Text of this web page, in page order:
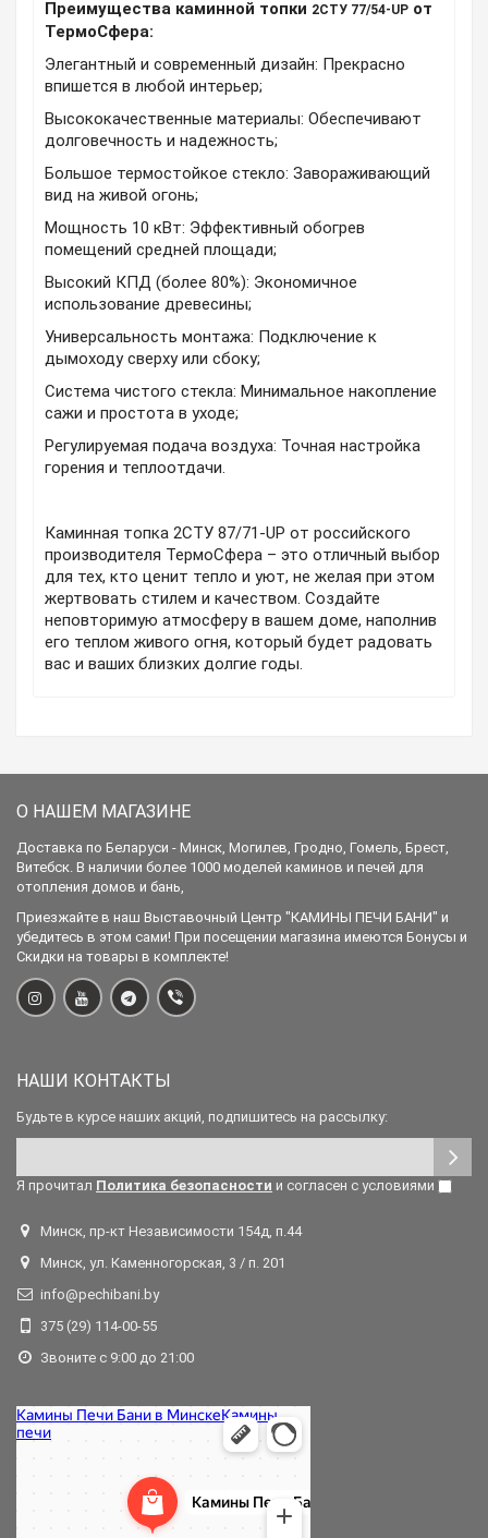
Преимущества каминной топки 2СТУ 77/54-UP от
ТермоСфера:
Элегантный и современный дизайн: Прекрасно
впишется в любой интерьер;
Высококачественные материалы: Обеспечивают
долговечность и надежность;
Большое термостойкое стекло: Завораживающий
вид на живой огонь;
Мощность 10 кВт: Эффективный обогрев
помещений средней площади;
Высокий КПД (более 80%): Экономичное
использование древесины;
Универсальность монтажа: Подключение к
дымоходу сверху или сбоку;
Система чистого стекла: Минимальное накопление
сажи и простота в уходе;
Регулируемая подача воздуха: Точная настройка
горения и теплоотдачи.
Каминная топка 2СТУ 87/71-UP от российского
производителя ТермоСфера – это отличный выбор
для тех, кто ценит тепло и уют, не желая при этом
жертвовать стилем и качеством. Создайте
неповторимую атмосферу в вашем доме, наполнив
его теплом живого огня, который будет радовать
вас и ваших близких долгие годы.
О НАШЕМ МАГАЗИНЕ
Доставка по Беларуси - Минск, Могилев, Гродно, Гомель, Брест,
Витебск. В наличии более 1000 моделей каминов и печей для
отопления домов и бань,
Приезжайте в наш Выставочный Центр "КАМИНЫ ПЕЧИ БАНИ" и
убедитесь в этом сами! При посещении магазина имеются Бонусы и
Скидки на товары в комплекте!
НАШИ КОНТАКТЫ
Будьте в курсе наших акций, подпишитесь на рассылку:
Я прочитал Политика безопасности и согласен с условиями
Минск, пр-кт Независимости 154д, п.44
Минск, ул. Каменногорская, 3 / п. 201
info@pechibani.by
375 (29) 114-00-55
Звоните с 9:00 до 21:00